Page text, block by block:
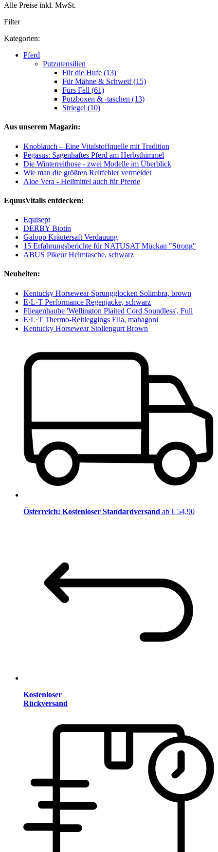
Alle Preise inkl. MwSt.
Filter
Kategorien:
Pferd
Putzutensilien
Für die Hufe (13)
Für Mähne & Schweif (15)
Fürs Fell (61)
Putzboxen & -taschen (13)
Striegel (10)
Aus unserem Magazin:
Knoblauch – Eine Vitalstoffquelle mit Tradition
Pegasus: Sagenhaftes Pferd am Herbsthimmel
Die Winterreithose - zwei Modelle im Überblick
Wie man die größten Reitfehler vermeidet
Aloe Vera - Heilmittel auch für Pferde
EquusVitalis entdecken:
Equisept
DERBY Biotin
Galopp Kräutersaft Verdauung
15 Erfahrungsberichte für NATUSAT Mückan "Strong"
ABUS Pikeur Helmtasche, schwarz
Neuheiten:
Kentucky Horsewear Sprungglocken Solimbra, brown
E·L·T Performance Regenjacke, schwarz
Fliegenhaube 'Wellington Plaited Cord Soundless', Full
E·L·T Thermo-Reitleggings Ella, mahagoni
Kentucky Horsewear Stollengurt Brown
Österreich: Kostenloser Standardversand ab € 54,90
Kostenloser
Rückversand